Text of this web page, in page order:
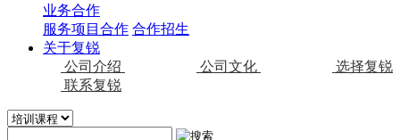
业务合作
服务项目合作 合作招生
关于复锐
公司介绍
公司文化
选择复锐
联系复锐